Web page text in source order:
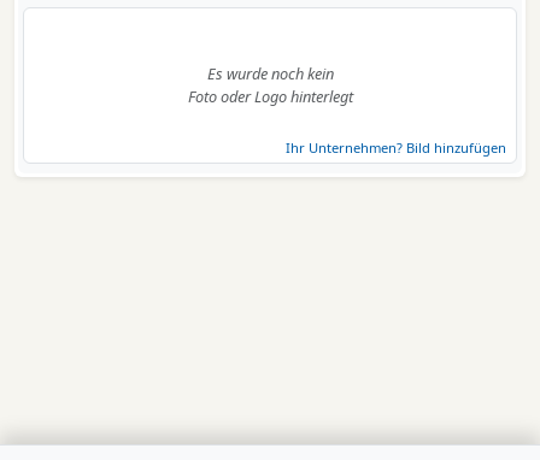
Es wurde noch kein
Foto oder Logo hinterlegt
Ihr Unternehmen? Bild hinzufügen